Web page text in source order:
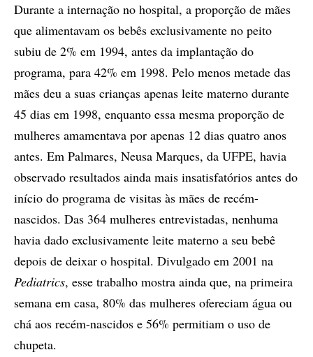
Durante a internação no hospital, a proporção de mães
que alimentavam os bebês exclusivamente no peito
subiu de 2% em 1994, antes da implantação do
programa, para 42% em 1998. Pelo menos metade das
mães deu a suas crianças apenas leite materno durante
45 dias em 1998, enquanto essa mesma proporção de
mulheres amamentava por apenas 12 dias quatro anos
antes. Em Palmares, Neusa Marques, da UFPE, havia
observado resultados ainda mais insatisfatórios antes do
início do programa de visitas às mães de recém-
nascidos. Das 364 mulheres entrevistadas, nenhuma
havia dado exclusivamente leite materno a seu bebê
depois de deixar o hospital. Divulgado em 2001 na
Pediatrics, esse trabalho mostra ainda que, na primeira
semana em casa, 80% das mulheres ofereciam água ou
chá aos recém-nascidos e 56% permitiam o uso de
chupeta.